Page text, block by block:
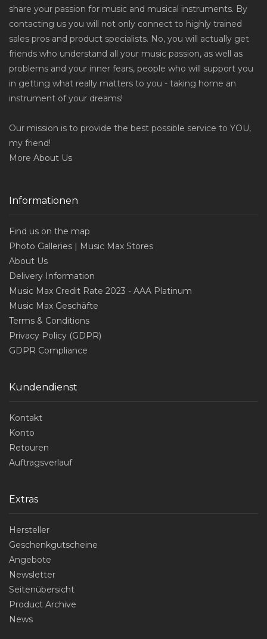
share your passion for music and musical instruments. By
contacting us you will not only connect to highly trained
sales pros and product specialists. No, you will actually get
friends who understand all your music passion, as well as
problems and your inner fears, people who will support you
in getting what really matters to you - taking home an
instrument of your dreams!
Our mission is to provide the best possible service to YOU,
my friend!
More About Us
Informationen
Find us on the map
Photo Galleries | Music Max Stores
About Us
Delivery Information
Music Max Credit Rate 2023 - AAA Platinum
Music Max Geschäfte
Terms & Conditions
Privacy Policy (GDPR)
GDPR Compliance
Kundendienst
Kontakt
Konto
Retouren
Auftragsverlauf
Extras
Hersteller
Geschenkgutscheine
Angebote
Newsletter
Seitenübersicht
Product Archive
News